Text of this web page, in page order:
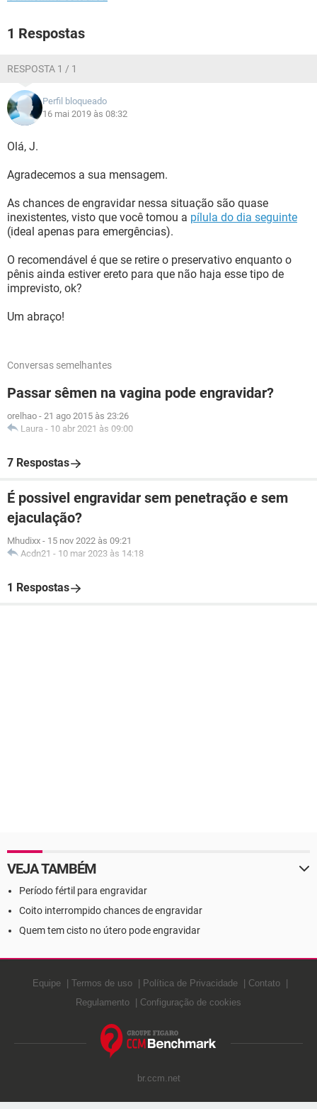
1 Respostas
RESPOSTA 1 / 1
Perfil bloqueado
16 mai 2019 às 08:32
Olá, J.
Agradecemos a sua mensagem.
As chances de engravidar nessa situação são quase
inexistentes, visto que você tomou a pílula do dia seguinte
(ideal apenas para emergências).
O recomendável é que se retire o preservativo enquanto o
pênis ainda estiver ereto para que não haja esse tipo de
imprevisto, ok?
Um abraço!
Conversas semelhantes
Passar sêmen na vagina pode engravidar?
orelhao - 21 ago 2015 às 23:26
Laura - 10 abr 2021 às 09:00
7 Respostas
É possivel engravidar sem penetração e sem
ejaculação?
Mhudixx - 15 nov 2022 às 09:21
Acdn21 - 10 mar 2023 às 14:18
1 Respostas
VEJA TAMBÉM
Período fértil para engravidar
Coito interrompido chances de engravidar
Quem tem cisto no útero pode engravidar
Equipe Termos de uso Política de Privacidade
Contato
Regulamento
Configuração de cookies
br.ccm.net